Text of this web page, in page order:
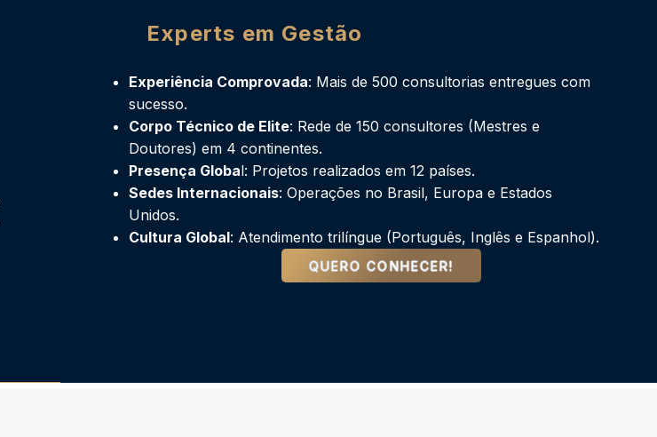
Experts em Gestão
Experiência Comprovada: Mais de 500 consultorias entregues com
sucesso.
Corpo Técnico de Elite: Rede de 150 consultores (Mestres e
Doutores) em 4 continentes.
Presença Global: Projetos realizados em 12 países.
Sedes Internacionais: Operações no Brasil, Europa e Estados
Unidos.
Cultura Global: Atendimento trilíngue (Português, Inglês e Espanhol).
QUERO CONHECER!